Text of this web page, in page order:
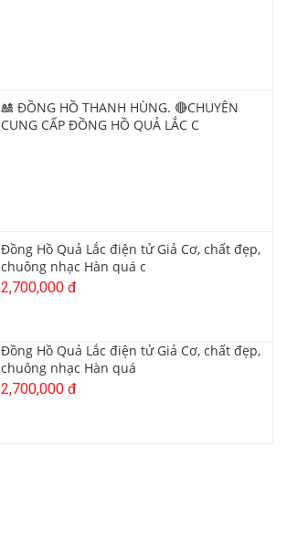
🎎 ĐỒNG HỒ THANH HÙNG. 🔴CHUYÊN
CUNG CẤP ĐỒNG HỒ QUẢ LẮC C
Đồng Hồ Quả Lắc điện tử Giả Cơ, chất đẹp,
chuông nhạc Hàn quá c
2,700,000 đ
Đồng Hồ Quả Lắc điện tử Giả Cơ, chất đẹp,
chuông nhạc Hàn quá
2,700,000 đ